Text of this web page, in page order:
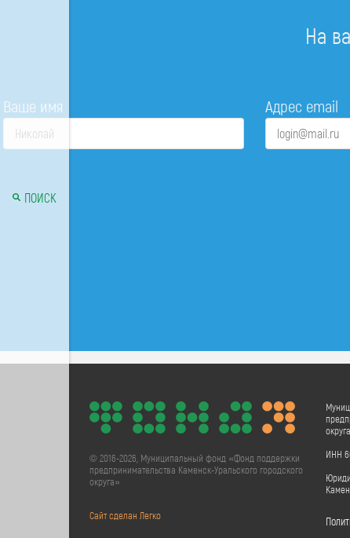
На
Ваше имя Адрес email
© 2016-2026, Муниципальный фонд «Фонд поддержки
предпринимательства Каменск-Уральского городского
округа»
Сайт сделан Легко
ИНН
ПОИСК